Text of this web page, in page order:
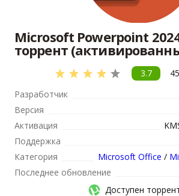
Microsoft Powerpoint
торрент
3.7
Разработчик
Версия
Активация
Поддержка
Категория
Microsoft Office /
Последнее обновление
Доступен